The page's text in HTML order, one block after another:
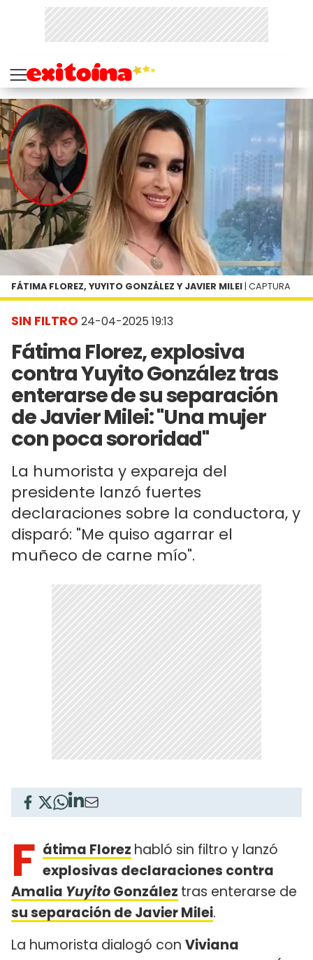
SIN FILTRO 24-04-2025 19:13
Fátima Florez, explosiva
contra Yuyito González tras
enterarse de su separación
de Javier Milei: "Una mujer
con poca sororidad"
La humorista y expareja del
presidente lanzó fuertes
declaraciones sobre la conductora, y
disparó: "Me quiso agarrar el
muñeco de carne mío".
FÁTIMA FLOREZ, YUYITO GONZÁLEZ Y JAVIER MILEI | CAPTURA
F átima Florez habló sin filtro y lanzó
explosivas declaraciones contra
Amalia YuyitoGonzález tras enterarse de
su separación de Javier Milei.
La humorista dialogó con Viviana